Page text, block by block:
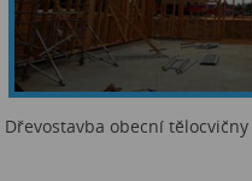
Dřevostavba obecní